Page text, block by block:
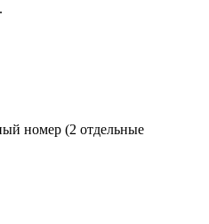
номер (2 отдельные